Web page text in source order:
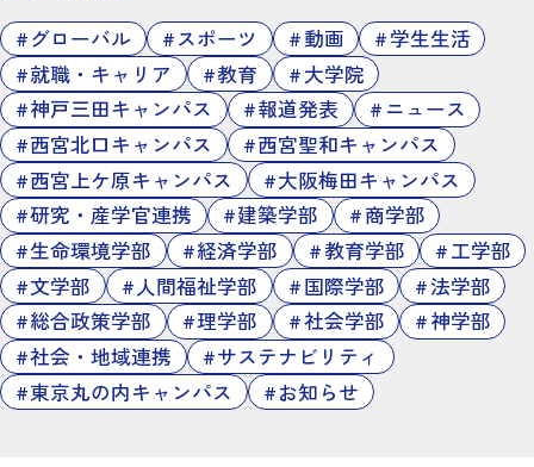
グローバル スポーツ 動画
学生生活
就職・キャリア
教育
大学院
神戸三田キャンパス
報道発表
ニュース
西宮北口キャンパス
西宮聖和キャンパス
西宮上ケ原キャンパス
大阪梅田キャンパス
研究・産学官連携
建築学部
商学部
生命環境学部
経済学部 教育学部
工学部
文学部
人間福祉学部 国際学部
法学部
総合政策学部
理学部 社会学部
神学部
社会・地域連携
サステナビリティ
東京丸の内キャンパス
お知らせ